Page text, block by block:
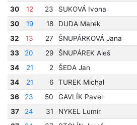
30
12 23 SUKOVÁ Ivona
30
19 18 DUDA Marek
32
13 27 ŠNUPÁRKOVÁ Jana
33
20 29 ŠNUPÁREK Aleš
34
21 2 ŠEDA Jan
34
21 6 TUREK Michal
36
23 50 GAVLÍK Pavel
37
24 31 NYKEL Lumír